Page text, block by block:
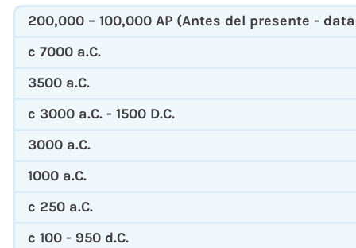
200,000 – 100,000 AP (Antes del presente -
c 7000 a.C.
3500 a.C.
c 3000 a.C. - 1500 D.C.
3000 a.C.
1000 a.C.
c 250 a.C.
c 100 - 950 d.C.